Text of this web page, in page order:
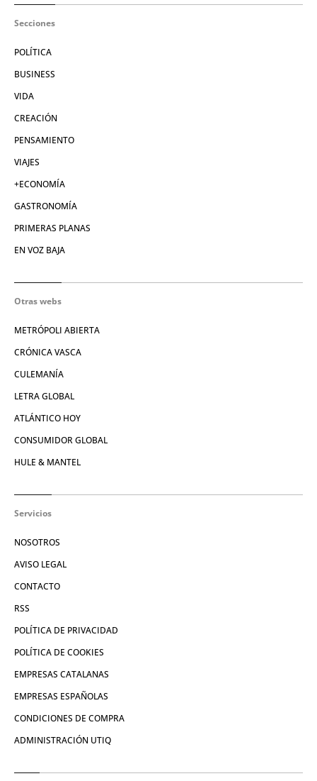
Secciones
POLÍTICA
BUSINESS
VIDA
CREACIÓN
PENSAMIENTO
VIAJES
+ECONOMÍA
GASTRONOMÍA
PRIMERAS PLANAS
EN VOZ BAJA
Otras webs
METRÓPOLI ABIERTA
CRÓNICA VASCA
CULEMANÍA
LETRA GLOBAL
ATLÁNTICO HOY
CONSUMIDOR GLOBAL
HULE & MANTEL
Servicios
NOSOTROS
AVISO LEGAL
CONTACTO
RSS
POLÍTICA DE PRIVACIDAD
POLÍTICA DE COOKIES
EMPRESAS CATALANAS
EMPRESAS ESPAÑOLAS
CONDICIONES DE COMPRA
ADMINISTRACIÓN UTIQ